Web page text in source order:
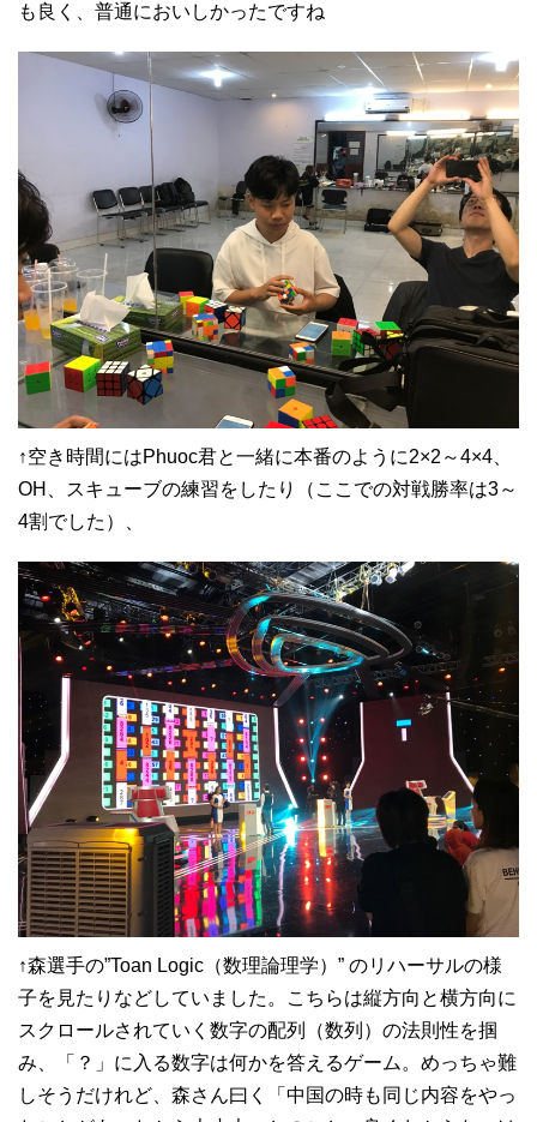
も良く、普通においしかったですね
↑空き時間にはPhuoc君と一緒に本番のように2×2～4×4、
OH、スキューブの練習をしたり（ここでの対戦勝率は3～
4割でした）、
↑森選手の”Toan Logic（数理論理学）” のリハーサルの様
子を見たりなどしていました。こちらは縦方向と横方向に
スクロールされていく数字の配列（数列）の法則性を掴
み、「？」に入る数字は何かを答えるゲーム。めっちゃ難
しそうだけれど、森さん曰く「中国の時も同じ内容をやっ